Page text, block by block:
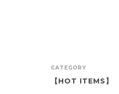
CATEGORY
【HOT ITEMS】